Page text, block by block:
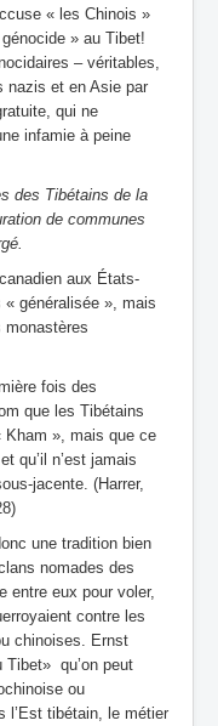
« les Chinois »
» au Tibet!
– véritables,
nazis et en Asie par
qui ne
infamie à peine
des Tibétains de la
de communes
aux États-
« généralisée », mais
monastères
fois des
que les Tibétains
Kham », mais que ce
qu’il n’est jamais
jacente. (Harrer,
une tradition bien
nomades des
entre eux pour voler,
contre les
chinoises. Ernst
Tibet» qu’on peut
ou
l’Est tibétain, le métier